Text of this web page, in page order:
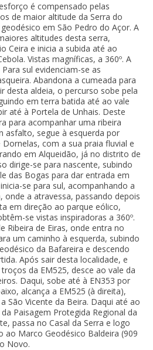
é compensado pelas
de maior altitude da Serra do
em São Pedro do Açor. A
altitudes desta serra,
Ceira e inicia a subida até ao
Vistas magníficas, a 360º. A
sul evidenciam-se as
Abandona a cumeada para
desta aldeia, o percurso sobe pela
em terra batida até ao vale
até à Portela de Unhais. Deste
para acompanhar uma ribeira
asfalto, segue à esquerda por
com a sua praia fluvial e
em Alqueidão, já no distrito de
dirige-se para nascente, subindo
das Bogas para dar entrada em
se para sul, acompanhando a
a atravessa, passando depois
em direção ao parque eólico,
se vistas inspiradoras a 360º.
Ribeira de Eiras, onde entra no
um caminho à esquerda, subindo
da Bafareira e descendo
Após sair desta localidade, e
da EM525, desce ao vale da
Daqui, sobe até à EN353 por
alcança a EM525 (à direita),
São Vicente da Beira. Daqui até ao
Paisagem Protegida Regional da
passa no Casal da Serra e logo
ao Marco Geodésico Baldeira (909
Novo.